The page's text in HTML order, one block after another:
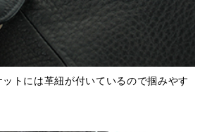
トには革紐が付いているので掴みやす